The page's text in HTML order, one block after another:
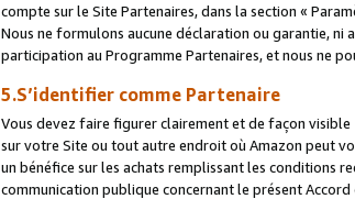
compte sur le Site Partenaires, dans la section «
Nous ne formulons aucune déclaration ou garantie,
participation au Programme Partenaires, et nous ne
5.S’identifier comme Partenaire
Vous devez faire figurer clairement et de façon
sur votre Site ou tout autre endroit où Amazon peut
un bénéfice sur les achats remplissant les conditions
communication publique concernant le présent